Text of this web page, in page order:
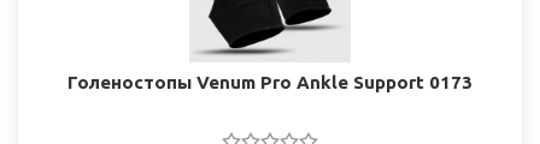
Голеностопы Venum Pro Ankle Support 0173